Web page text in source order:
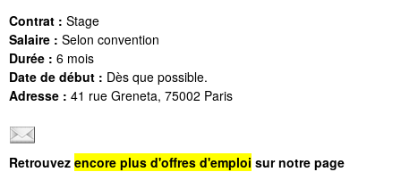
Contrat : Stage
Salaire : Selon convention
Durée : 6 mois
Date de début : Dès que possible.
Adresse : 41 rue Greneta, 75002 Paris
Retrouvez encore plus d'offres d'emploi sur notre page